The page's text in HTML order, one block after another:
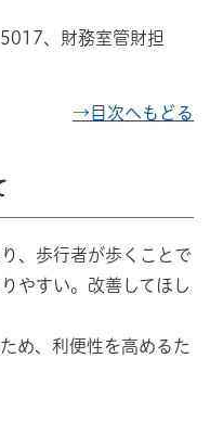
、財務室管財担
→目次へもどる
、歩行者が歩くことで
やすい。改善してほし
め、利便性を高めるた